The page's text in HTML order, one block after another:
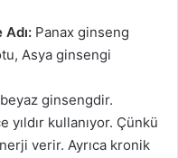
Panax ginseng
Asya ginsengi
beyaz ginsengdir.
kullanıyor. Çünkü
verir. Ayrıca kronik